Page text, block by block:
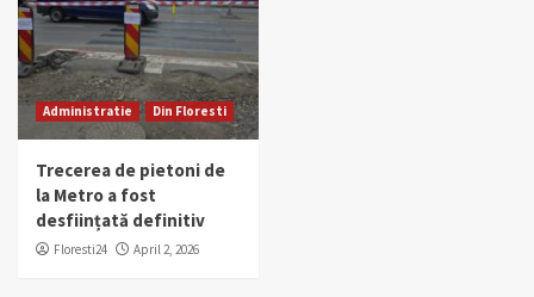
Administratie Din Floresti
Trecerea de pietoni de
la Metro a fost
desființată definitiv
Floresti24 April 2, 2026